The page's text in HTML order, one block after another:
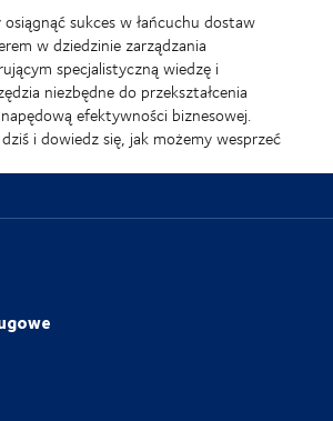
sukces w łańcuchu dostaw
w dziedzinie zarządzania
specjalistyczną wiedzę i
niezbędne do przekształcenia
efektywności biznesowej.
i dowiedz się, jak możemy wesprzeć